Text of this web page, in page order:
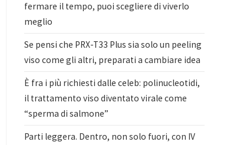
fermare il tempo, puoi scegliere di viverlo
meglio
Se pensi che PRX-T33 Plus sia solo un peeling
viso come gli altri, preparati a cambiare idea
È fra i più richiesti dalle celeb: polinucleotidi,
il trattamento viso diventato virale come
“sperma di salmone”
Parti leggera. Dentro, non solo fuori, con IV